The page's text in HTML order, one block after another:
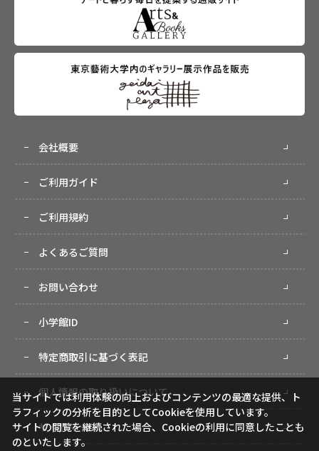
会社概要
ご利用ガイド
ご利用規約
よくあるご質問
お問い合わせ
小学館ID
特定商取引に基づく表記
個人情報の取り扱いについて
サイトマップ
当サイトでは利用体験の向上およびコンテンツの最適な提供、ト
ラフィックの分析を目的としてCookieを使用しています。
サイトの閲覧を継続された場合、Cookieの利用に同意したことも
のといたします。